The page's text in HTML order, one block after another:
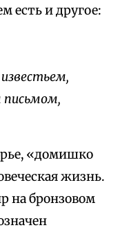
есть и другое:
письмом,
«домишко
жизнь.
на бронзовом